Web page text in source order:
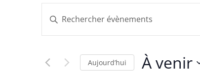
Recherche
et
navigation
Saisir
mot-
clé.
Évènements
Aujourd’hui À venir